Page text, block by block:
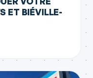
ET BIÉVILLE-